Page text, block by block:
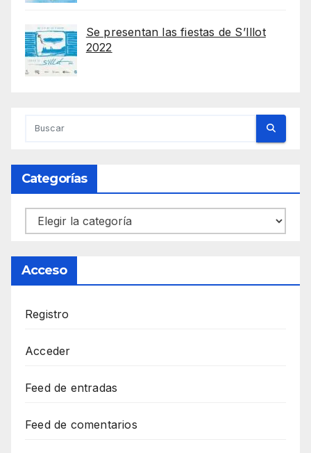
Se presentan las fiestas de S’Illot
2022
Categorías
Categorías
Acceso
Registro
Acceder
Feed de entradas
Feed de comentarios